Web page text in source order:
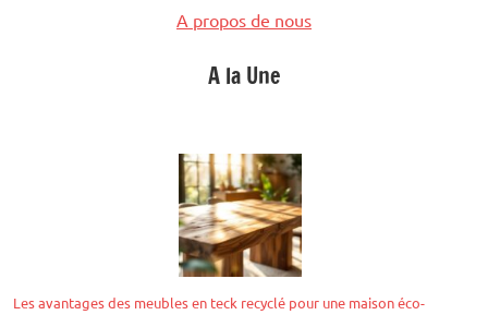
A propos de nous
A la Une
Les avantages des meubles en teck recyclé pour une maison éco-